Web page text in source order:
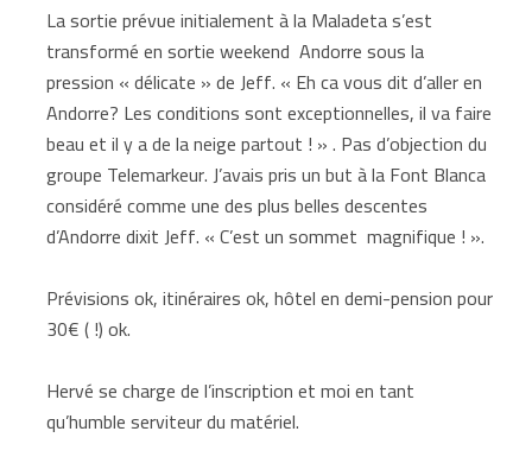
La sortie prévue initialement à la Maladeta s’est
transformé en sortie weekend Andorre sous la
pression « délicate » de Jeff. « Eh ca vous dit d’aller en
Andorre? Les conditions sont exceptionnelles, il va faire
beau et il y a de la neige partout ! » . Pas d’objection du
groupe Telemarkeur. J’avais pris un but à la Font Blanca
considéré comme une des plus belles descentes
d’Andorre dixit Jeff. « C’est un sommet magnifique ! ».
Prévisions ok, itinéraires ok, hôtel en demi-pension pour
30€ ( !) ok.
Hervé se charge de l’inscription et moi en tant
qu’humble serviteur du matériel.